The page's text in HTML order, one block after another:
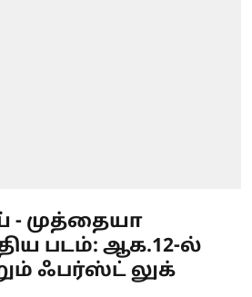
முத்தையா
படம்: ஆக.12-ல்
ஃபர்ஸ்ட் லுக்